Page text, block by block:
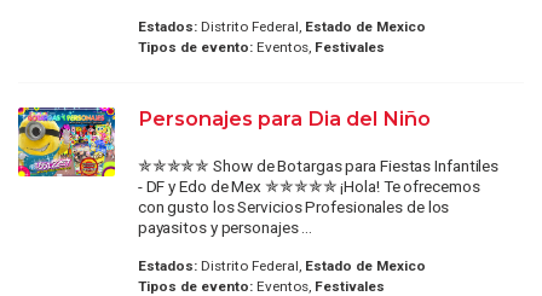
Estados:Distrito Federal, Estado de Mexico
Tipos de evento:Eventos, Festivales
Personajes para Dia del Niño
✯✯✯✯✯ Show de Botargas para Fiestas Infantiles
- DF y Edo de Mex ✯✯✯✯✯ ¡Hola! Te ofrecemos
con gusto los Servicios Profesionales de los
payasitos y personajes ...
Estados:Distrito Federal, Estado de Mexico
Tipos de evento:Eventos, Festivales